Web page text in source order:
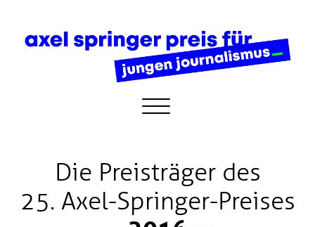
Die Preisträger des
25. Axel-Springer-Preises